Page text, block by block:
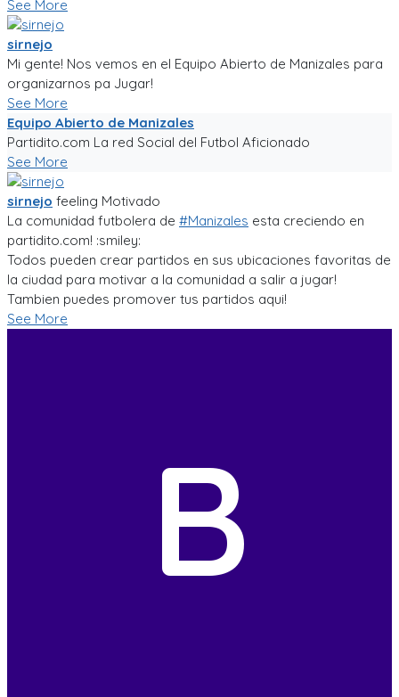
See More
sirnejo
Mi gente! Nos vemos en el Equipo Abierto de Manizales para
organizarnos pa Jugar!
See More
Equipo Abierto de Manizales
Partidito.com La red Social del Futbol Aficionado
See More
sirnejo feeling Motivado
La comunidad futbolera de #Manizales esta creciendo en
partidito.com! :smiley:
Todos pueden crear partidos en sus ubicaciones favoritas de
la ciudad para motivar a la comunidad a salir a jugar!
Tambien puedes promover tus partidos aqui!
See More
B